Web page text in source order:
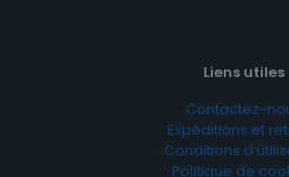
Liens utiles
Contactez-
Expéditions et
Conditions
Politique de